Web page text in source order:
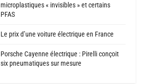
microplastiques « invisibles » et certains
PFAS
Le prix d’une voiture électrique en France
Porsche Cayenne électrique : Pirelli conçoit
six pneumatiques sur mesure